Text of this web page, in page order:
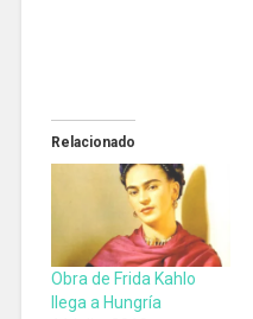
Relacionado
Obra de Frida Kahlo
llega a Hungría